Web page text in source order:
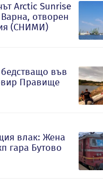
Arctic Sunrise
отворен
(СНИМИ)
бедстващо във
Правище
влак: Жена
гара Бутово